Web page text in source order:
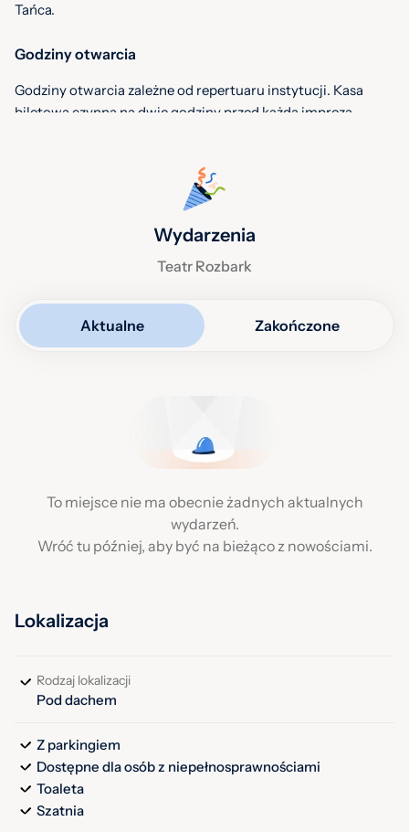
Tańca.
Godziny otwarcia
Godziny otwarcia zależne od repertuaru instytucji. Kasa
biletowa czynna na dwie godziny przed każdą imprezą.
Dział Organizacji: poniedziałek – piątek: 8.00 – 16.00
Wydarzenia
Teatr Rozbark
Aktualne Zakończone
To miejsce nie ma obecnie żadnych aktualnych
wydarzeń.
Wróć tu później, aby być na bieżąco z nowościami.
Lokalizacja
Rodzaj lokalizacji
Pod dachem
Z parkingiem
Dostępne dla osób z niepełnosprawnościami
Toaleta
Szatnia